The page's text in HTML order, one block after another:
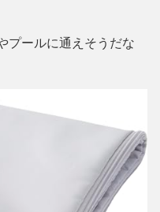
プールに通えそうだな